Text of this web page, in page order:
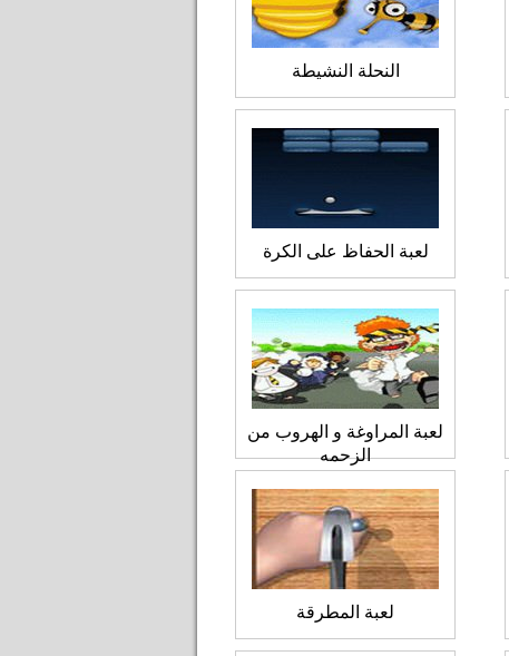
النحلة النشيطة
لعبة الحفاظ على الكرة
لعبة المراوغة و الهروب من
الزحمه
لعبة المطرقة